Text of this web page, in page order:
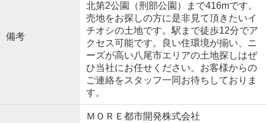
備考
北第2公園（刑部公園）まで416mです。
売地をお探しの方に是非見て頂きたいイ
チオシの土地です。駅まで徒歩12分でア
クセス可能です。良い住環境が揃い、ニ
ーズが高い八尾市エリアの土地探しはぜ
ひ当社にお任せください。お客様からの
ご連絡をスタッフ一同お待ちしておりま
す。
ＭＯＲＥ都市開発株式会社